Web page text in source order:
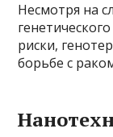
Несмотря на
риски,
борьбе с